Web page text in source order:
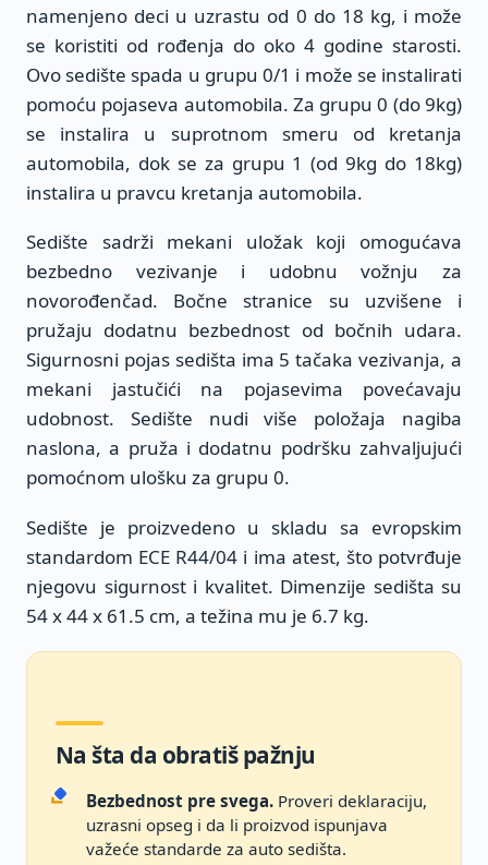
namenjeno deci u uzrastu od 0 do 18 kg, i može
se koristiti od rođenja do oko 4 godine starosti.
Ovo sedište spada u grupu 0/1 i može se instalirati
pomoću pojaseva automobila. Za grupu 0 (do 9kg)
se instalira u suprotnom smeru od kretanja
automobila, dok se za grupu 1 (od 9kg do 18kg)
instalira u pravcu kretanja automobila.
Sedište sadrži mekani uložak koji omogućava
bezbedno vezivanje i udobnu vožnju za
novorođenčad. Bočne stranice su uzvišene i
pružaju dodatnu bezbednost od bočnih udara.
Sigurnosni pojas sedišta ima 5 tačaka vezivanja, a
mekani jastučići na pojasevima povećavaju
udobnost. Sedište nudi više položaja nagiba
naslona, a pruža i dodatnu podršku zahvaljujući
pomoćnom ulošku za grupu 0.
Sedište je proizvedeno u skladu sa evropskim
standardom ECE R44/04 i ima atest, što potvrđuje
njegovu sigurnost i kvalitet. Dimenzije sedišta su
54 x 44 x 61.5 cm, a težina mu je 6.7 kg.
Na šta da obratiš pažnju
Bezbednost pre svega. Proveri deklaraciju,
uzrasni opseg i da li proizvod ispunjava
važeće standarde za auto sedišta.